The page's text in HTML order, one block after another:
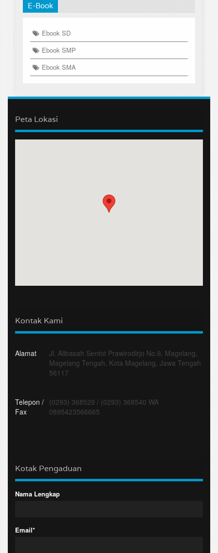
E-Book
Ebook SD
Ebook SMP
Ebook SMA
Peta Lokasi
Kontak Kami
Alamat
Jl. Alibasah Sentot Prawirodirjo No.6, Magelang,
Magelang Tengah, Kota Magelang, Jawa Tengah
56117
Telepon /
Fax
(0293) 368529 / (0293) 368540 WA
0895423566665
Kotak Pengaduan
Nama Lengkap
Email*